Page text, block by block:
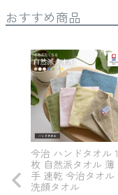
おすすめ商品
今治 ハンドタオル 1
枚 自然派タオル 薄
手 速乾 今治タオル
洗顔タオル